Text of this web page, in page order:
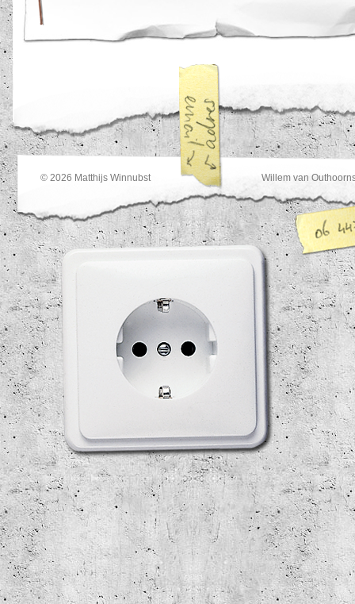
© 2026 Matthijs Winnubst Willem van